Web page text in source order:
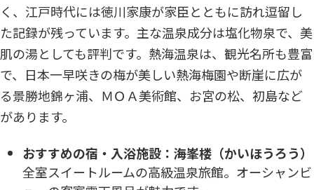
く、江戸時代には徳川家康が家臣とともに訪れ逗留し
た記録が残っています。主な温泉成分は塩化物泉で、美
肌の湯としても評判です。熱海温泉は、観光名所も豊富
で、日本一早咲きの梅が美しい熱海梅園や断崖に広が
る景勝地錦ヶ浦、ＭＯＡ美術館、お宮の松、初島など
があります。
おすすめの宿・入浴施設：海峯楼（かいほうろう）
全室スイートルームの高級温泉旅館。オーシャンビ